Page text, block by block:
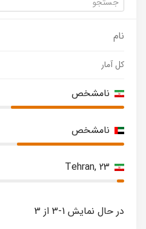
نام
کل آمار
نامشخص
نامشخص
Tehran, 23
در حال نمایش 1-3 از 3